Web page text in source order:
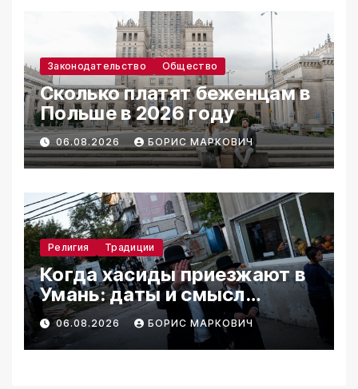
Законодательство Общество
Сколько платят беженцам в
Польше в 2026 году
06.08.2026 БОРИС МАРКОВИЧ
Религия Традиции
Когда хасиды приезжают в
Умань: даты и смысл
паломничества
06.08.2026 БОРИС МАРКОВИЧ